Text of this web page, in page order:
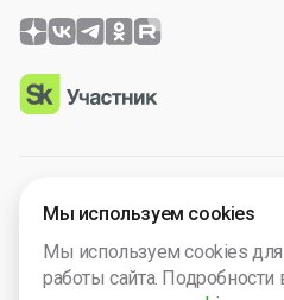
© 2026 OOO “Просто Гений”. Все
№ 2025665571. Компания
технологический компаний
Мы используем cookies
Мы используем cookies для
работы сайта.